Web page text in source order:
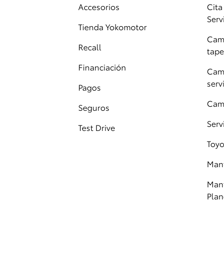
Accesorios
Tienda Yokomotor
Recall
Financiación
Pagos
Seguros
Test Drive